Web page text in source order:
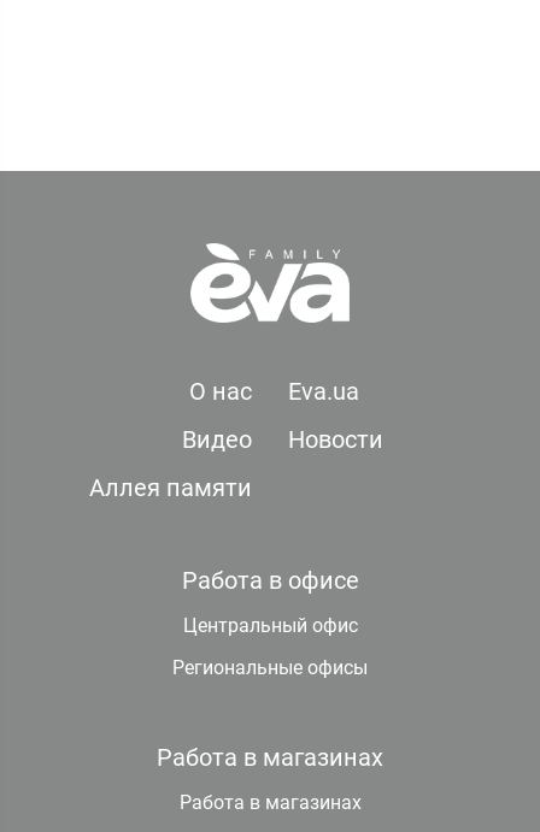
О нас
Eva.ua
Видео
Новости
Аллея памяти
Работа в офисе
Центральный офис
Региональные офисы
Работа в магазинах
Работа в магазинах